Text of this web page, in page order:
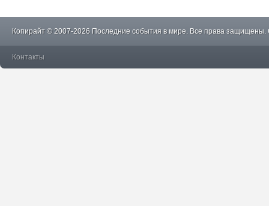
Копирайт © 2007-2026 Последние события в мире. Все права защищены.
Контакты